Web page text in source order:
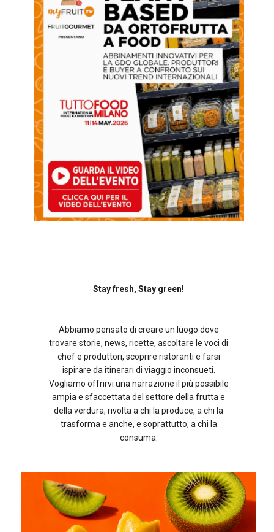
Stay fresh, Stay green!
Abbiamo pensato di creare un luogo dove
trovare storie, news, ricette, ascoltare le voci di
chef e produttori, scoprire ristoranti e farsi
ispirare da itinerari di viaggio inconsueti.
Vogliamo offrirvi una narrazione il più possibile
ampia e sfaccettata del settore della frutta e
della verdura, rivolta a chi la produce, a chi la
trasforma e anche, e soprattutto, a chi la
consuma.